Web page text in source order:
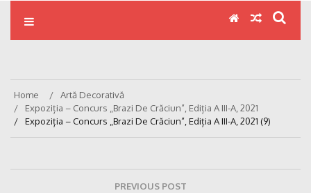
Home
Artă Decorativă
Expoziția – Concurs „Brazi De Crăciun”, Ediția A III-A, 2021
Expoziția – Concurs „Brazi De Crăciun”, Ediția A III-A, 2021 (9)
PREVIOUS POST